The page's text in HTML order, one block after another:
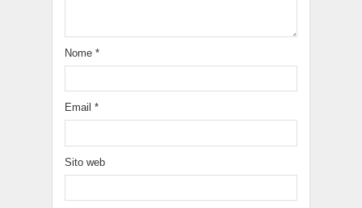
Nome *
Email *
Sito web